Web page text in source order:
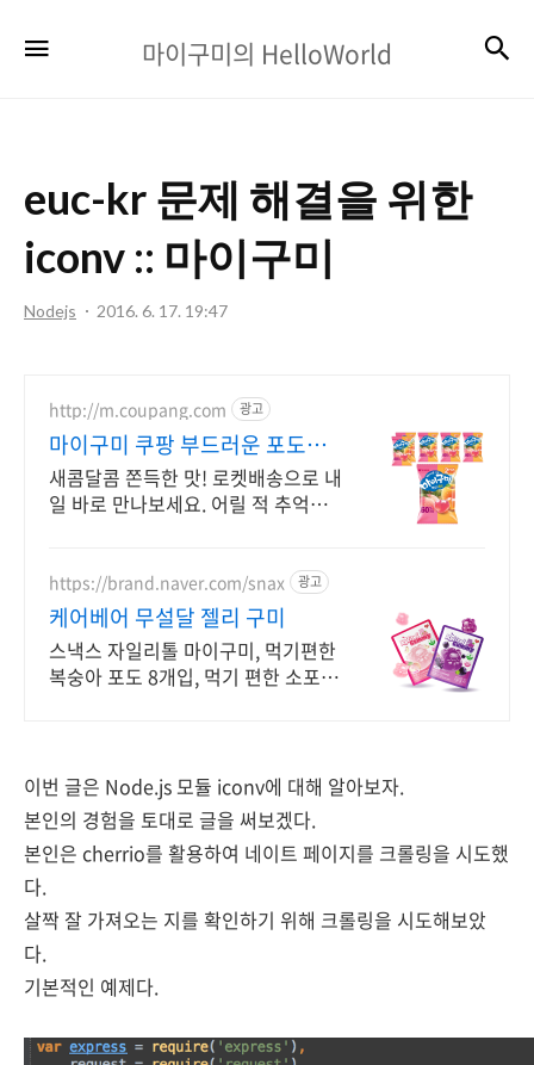
이
의
HelloWorld
마이구미의 HelloWorld
euc-kr 문제 해결을 위한
iconv :: 마이구미
Nodejs 2016. 6. 17. 19:47
http://m.coupang.com 광고
마이구미 쿠팡 부드러운 포도맛
젤리
새콤달콤 쫀득한 맛! 로켓배송으로 내
일 바로 만나보세요. 어릴 적 추억의
https://brand.naver.com/snax 광고
케어베어 무설달 젤리 구미
스낵스 자일리톨 마이구미, 먹기편한
복숭아 포도 8개입, 먹기 편한 소포장
이번 글은 Node.js 모듈 iconv에 대해 알아보자.
본인의 경험을 토대로 글을 써보겠다.
본인은 cherrio를 활용하여 네이트 페이지를 크롤링을 시도했
다.
살짝 잘 가져오는 지를 확인하기 위해 크롤링을 시도해보았
다.
기본적인 예제다.